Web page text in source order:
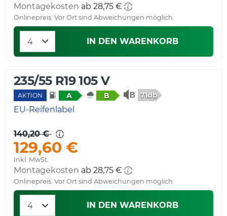
Montagekosten ab 28,75 €
Onlinepreis. Vor Ort sind Abweichungen möglich.
IN DEN WARENKORB
235/55 R19 105 V
AKTION A B 71db
EU-Reifenlabel
140,20 €
129,60 €
Inkl. MwSt.
Montagekosten ab 28,75 €
Onlinepreis. Vor Ort sind Abweichungen möglich.
IN DEN WARENKORB